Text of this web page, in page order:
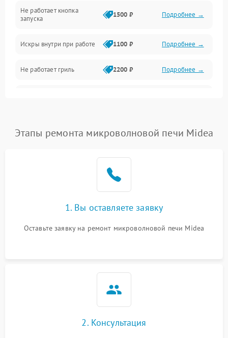
Нагрев и приготовление
Программное обеспечение
Не работает кнопка
запуска
1500 ₽ Подробнее →
Искры внутри при работе 1100 ₽ Подробнее →
Не работает гриль 2200 ₽ Подробнее →
Подробнее →
2200 ₽
Не работают сенсорные
1000 ₽
Этапы ремонта микроволновой печи Midea
1. Вы оставляете заявку
Оставьте заявку на ремонт микроволновой печи Midea
2. Консультация